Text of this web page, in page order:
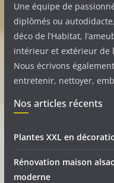
Une équipe de
diplômés ou
déco de l’Habitat,
intérieur et extérieur de
Nous écrivons
entretenir, nettoyer,
Nos articles récents
Plantes XXL en
Rénovation maison
moderne